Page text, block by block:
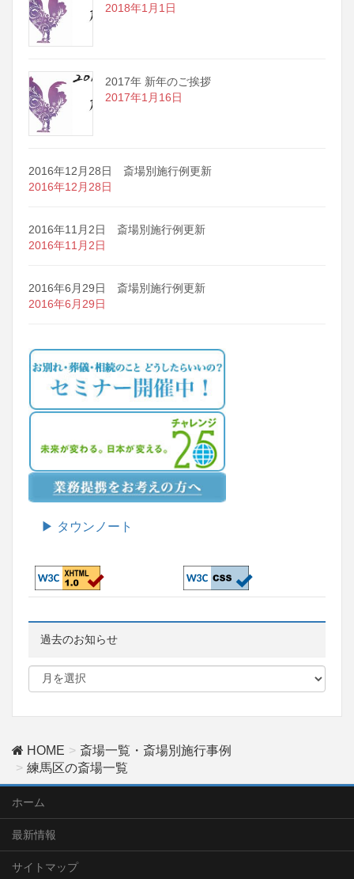
2018年1月1日
2017年 新年のご挨拶
2017年1月16日
2016年12月28日 斎場別施行例更新
2016年12月28日
2016年11月2日 斎場別施行例更新
2016年11月2日
2016年6月29日 斎場別施行例更新
2016年6月29日
▶ タウンノート
過去のお知らせ
HOME
斎場一覧・斎場別施行事例
練馬区の斎場一覧
ホーム
最新情報
サイトマップ